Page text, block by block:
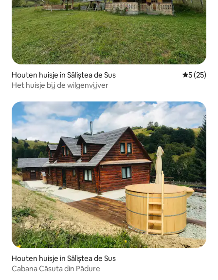
Houten huisje in Săliștea de Sus
5 (25)
Het huisje bij de wilgenvijver
Houten huisje in Săliștea de Sus
Cabana Cãsuta din Pãdure